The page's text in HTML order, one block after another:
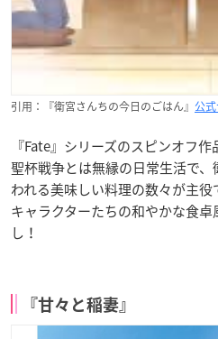
引用：『衛宮さんちの今日のごはん』 公
『Fate』シリーズのスピンオフ
聖杯戦争とは無縁の日常生活で
われる美味しい料理の数々が主役
キャラクターたちの和やかな食
し！
『甘々と稲妻』